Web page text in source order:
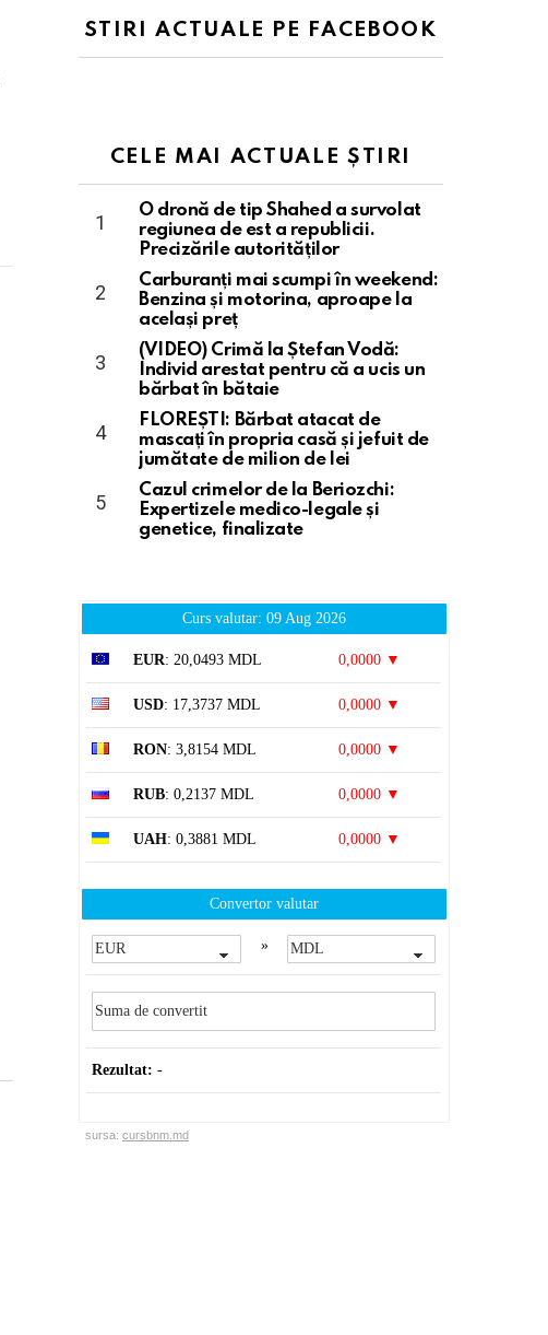
STIRI ACTUALE PE FACEBOOK
CELE MAI ACTUALE ȘTIRI
O dronă de tip Shahed a survolat
regiunea de est a republicii.
Precizările autorităților
Carburanți mai scumpi în weekend:
Benzina și motorina, aproape la
același preț
(VIDEO) Crimă la Ștefan Vodă:
Individ arestat pentru că a ucis un
bărbat în bătaie
FLOREȘTI: Bărbat atacat de
mascați în propria casă și jefuit de
jumătate de milion de lei
Cazul crimelor de la Beriozchi:
Expertizele medico-legale și
genetice, finalizate
Curs valutar: 09 Aug 2026
EUR: 20,0493 MDL 0,0000 ▼
USD: 17,3737 MDL 0,0000 ▼
RON: 3,8154 MDL 0,0000 ▼
RUB: 0,2137 MDL 0,0000 ▼
UAH: 0,3881 MDL 0,0000 ▼
Convertor valutar
»
Rezultat: -
sursa: cursbnm.md